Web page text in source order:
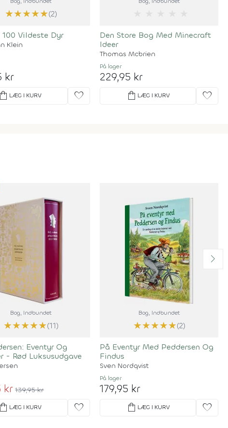
★★★★★(2)
100 Vildeste Dyr
Klein
kr
shopping_bag LÆG I KURV favorite
Den Store Bog Med Minecraft
Ideer
Thomas Mcbrien
På lager
229,95 kr
shopping_bag LÆG I KURV favorite
Bog, Indbundet
★★★★★(11)
Eventyr Og
- Rød Luksusudgave
kr 139,95 kr
shopping_bag LÆG I KURV favorite
Bog, Indbundet
★★★★★(2)
På Eventyr Med Peddersen Og
Findus
Sven Nordqvist
På lager
179,95 kr
shopping_bag LÆG I KURV favorite